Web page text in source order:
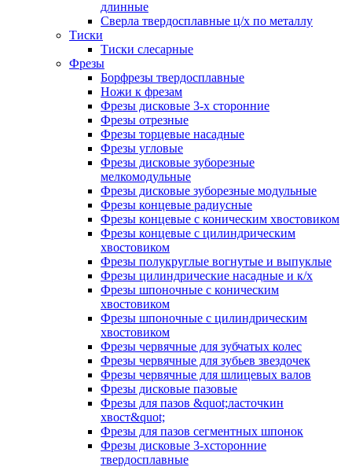
длинные
Сверла твердосплавные ц/х по металлу
Тиски
Тиски слесарные
Фрезы
Борфрезы твердосплавные
Ножи к фрезам
Фрезы дисковые 3-х сторонние
Фрезы отрезные
Фрезы торцевые насадные
Фрезы угловые
Фрезы дисковые зуборезные
мелкомодульные
Фрезы дисковые зуборезные модульные
Фрезы концевые радиусные
Фрезы концевые с коническим хвостовиком
Фрезы концевые с цилиндрическим
хвостовиком
Фрезы полукруглые вогнутые и выпуклые
Фрезы цилиндрические насадные и к/х
Фрезы шпоночные с коническим
хвостовиком
Фрезы шпоночные с цилиндрическим
хвостовиком
Фрезы червячные для зубчатых колес
Фрезы червячные для зубьев звездочек
Фрезы червячные для шлицевых валов
Фрезы дисковые пазовые
Фрезы для пазов &quot;ласточкин
хвост&quot;
Фрезы для пазов сегментных шпонок
Фрезы дисковые 3-хсторонние
твердосплавные